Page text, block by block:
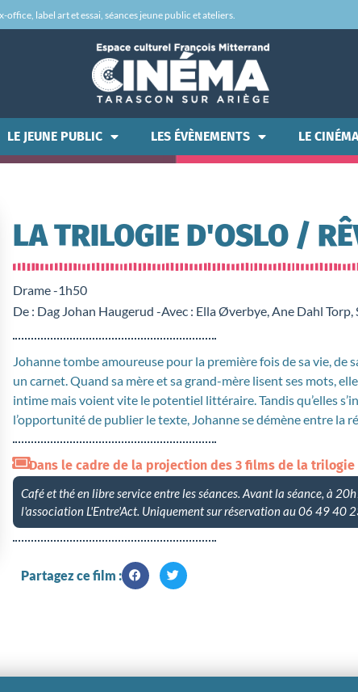
label art et essai, séances jeune public et ateliers.
LE JEUNE PUBLIC LES ÉVÈNEMENTS LE CINÉMA
LA TRILOGIE D'OSLO /
Drame -1h50
De : Dag Johan Haugerud -Avec : Ella Øverbye, Ane Dahl Torp,
Johanne tombe amoureuse pour la première fois de sa vie, de
un carnet. Quand sa mère et sa grand-mère lisent ses mots,
intime mais voient vite le potentiel littéraire. Tandis qu’elles
l’opportunité de publier le texte, Johanne se démène entre la
Dans le cadre de la projection des 3 films de la
Café et thé en libre service entre les séances. Avant la séance, à
l'association L'Entre'Act. Uniquement sur réservation au 06 49 40
Partagez ce film :